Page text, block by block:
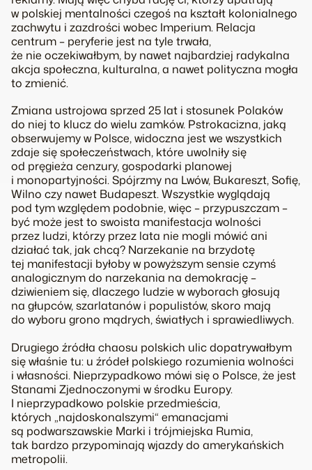
w polskiej mentalności czegoś na kształt kolonialnego
zachwytu i zazdrości wobec Imperium. Relacja
centrum – peryferie jest na tyle trwała,
że nie oczekiwałbym, by nawet najbardziej radykalna
akcja społeczna, kulturalna, a nawet polityczna mogła
to zmienić.
Zmiana ustrojowa sprzed 25 lat i stosunek Polaków
do niej to klucz do wielu zamków. Pstrokacizna, jaką
obserwujemy w Polsce, widoczna jest we wszystkich
zdaje się społeczeństwach, które uwolniły się
od pręgieża cenzury, gospodarki planowej
i monopartyjności. Spójrzmy na Lwów, Bukareszt, Sofię,
Wilno czy nawet Budapeszt. Wszystkie wyglądają
pod tym względem podobnie, więc – przypuszczam –
być może jest to swoista manifestacja wolności
przez ludzi, którzy przez lata nie mogli mówić ani
działać tak, jak chcą? Narzekanie na brzydotę
tej manifestacji byłoby w powyższym sensie czymś
analogicznym do narzekania na demokrację –
dziwieniem się, dlaczego ludzie w wyborach głosują
na głupców, szarlatanów i populistów, skoro mają
do wyboru grono mądrych, światłych i sprawiedliwych.
Drugiego źródła chaosu polskich ulic dopatrywałbym
się właśnie tu: u źródeł polskiego rozumienia wolności
i własności. Nieprzypadkowo mówi się o Polsce, że jest
Stanami Zjednoczonymi w środku Europy.
I nieprzypadkowo polskie przedmieścia,
których „najdoskonalszymi“ emanacjami
są podwarszawskie Marki i trójmiejska Rumia,
tak bardzo przypominają wjazdy do amerykańskich
metropolii.